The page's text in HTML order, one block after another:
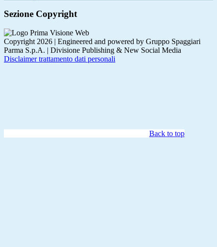
Sezione Copyright
Copyright 2026 | Engineered and powered by Gruppo Spaggiari
Parma S.p.A. | Divisione Publishing & New Social Media
Disclaimer trattamento dati personali
Back to top